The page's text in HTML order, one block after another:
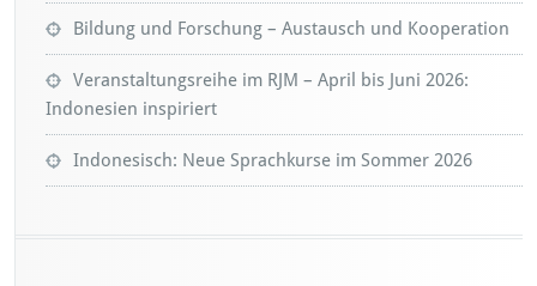
Bildung und Forschung – Austausch und Kooperation
Veranstaltungsreihe im RJM – April bis Juni 2026:
Indonesien inspiriert
Indonesisch: Neue Sprachkurse im Sommer 2026